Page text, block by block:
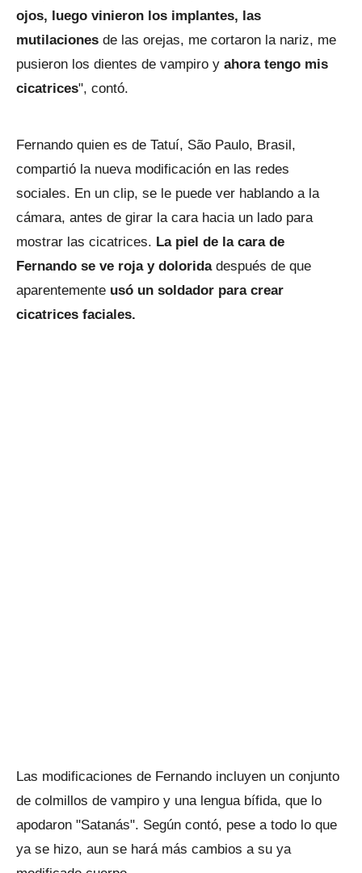
ojos, luego vinieron los implantes, las
mutilaciones de las orejas, me cortaron la nariz, me
pusieron los dientes de vampiro y ahora tengo mis
cicatrices", contó.
Fernando quien es de Tatuí, São Paulo, Brasil,
compartió la nueva modificación en las redes
sociales. En un clip, se le puede ver hablando a la
cámara, antes de girar la cara hacia un lado para
mostrar las cicatrices. La piel de la cara de
Fernando se ve roja y dolorida después de que
aparentemente usó un soldador para crear
cicatrices faciales.
Las modificaciones de Fernando incluyen un conjunto
de colmillos de vampiro y una lengua bífida, que lo
apodaron "Satanás". Según contó, pese a todo lo que
ya se hizo, aun se hará más cambios a su ya